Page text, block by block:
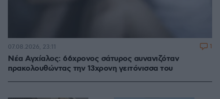
Νέα Αγχίαλος: 66χρονος σάτυρος αυνανιζόταν
πρακολουθώντας την 13χρονη γειτόνισσα του
07.08.2026, 23:11 1